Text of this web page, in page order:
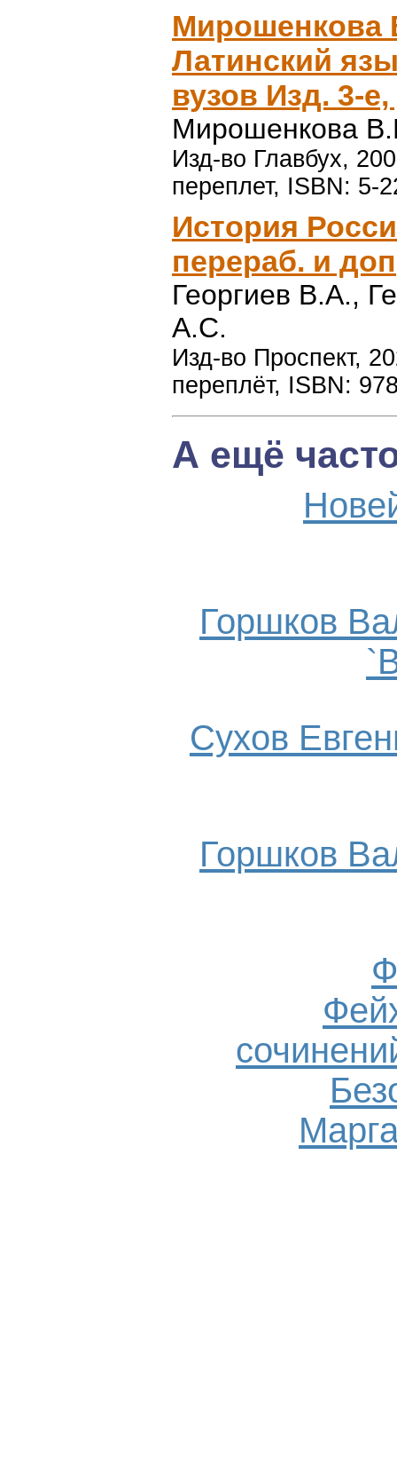
Мирошенкова
Латинский
вузов Изд. 3-
Мирошенкова
Изд-во Главбух,
переплет, ISBN: 5-
История
перераб. и доп
Георгиев В.А.,
А.С.
Изд-во Проспект,
переплёт, ISBN:
А ещё
Горшков
Сухов
Горшков